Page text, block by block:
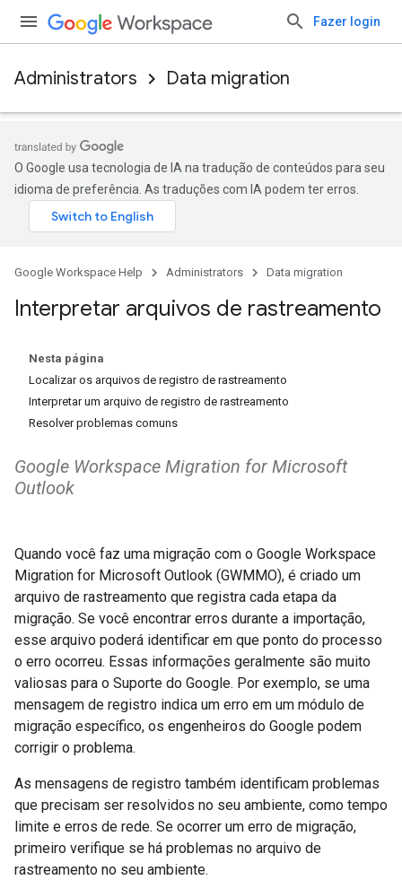
Fazer login
Administrators Data migration
O Google usa tecnologia de IA na tradução de conteúdos para seu
idioma de preferência. As traduções com IA podem ter erros.
Google Workspace Help Administrators Data migration
Interpretar arquivos de rastreamento
Nesta página
Localizar os arquivos de registro de rastreamento
Interpretar um arquivo de registro de rastreamento
Resolver problemas comuns
Google Workspace Migration for Microsoft
Outlook
Quando você faz uma migração com o Google Workspace
Migration for Microsoft Outlook (GWMMO), é criado um
arquivo de rastreamento que registra cada etapa da
migração. Se você encontrar erros durante a importação,
esse arquivo poderá identificar em que ponto do processo
o erro ocorreu. Essas informações geralmente são muito
valiosas para o Suporte do Google. Por exemplo, se uma
mensagem de registro indica um erro em um módulo de
migração específico, os engenheiros do Google podem
corrigir o problema.
As mensagens de registro também identificam problemas
que precisam ser resolvidos no seu ambiente, como tempo
limite e erros de rede. Se ocorrer um erro de migração,
primeiro verifique se há problemas no arquivo de
rastreamento no seu ambiente.